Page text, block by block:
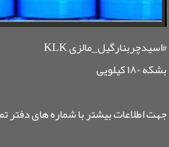
#اسیدچربنارگیل_مالزی KLK
بشکه ۱۸۰ کیلویی
جهت اطلاعات بیشتر با شماره های دفتر